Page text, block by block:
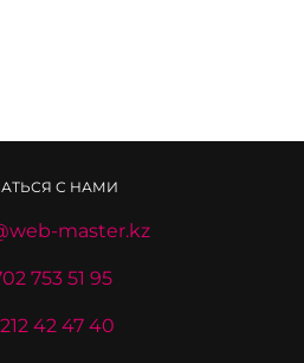
С НАМИ
master.kz
753 51 95
42 47 40